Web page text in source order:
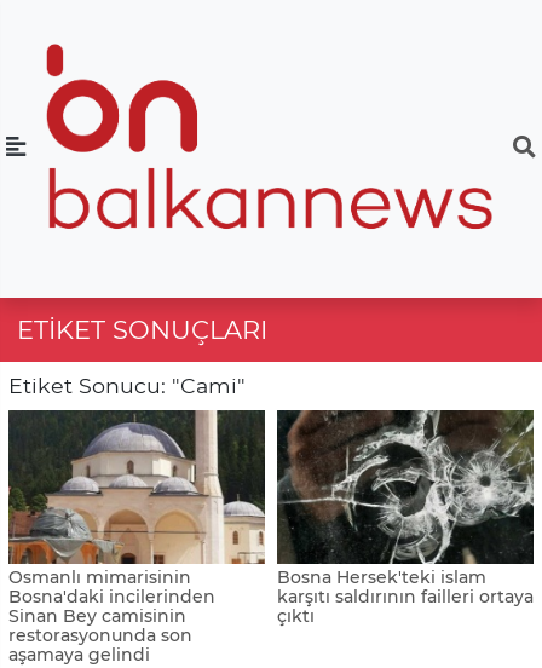
ETIKET SONUÇLARI
Etiket Sonucu: "Cami"
Osmanlı mimarisinin
Bosna'daki incilerinden
Sinan Bey camisinin
restorasyonunda son
aşamaya gelindi
Bosna Hersek'teki islam
karşıtı saldırının failleri ortaya
çıktı